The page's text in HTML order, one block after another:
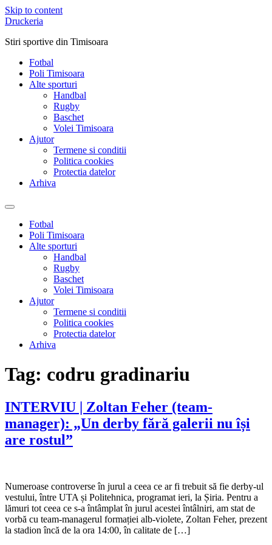
Skip to content
Druckeria
Stiri sportive din Timisoara
Fotbal
Poli Timisoara
Alte sporturi
Handbal
Rugby
Baschet
Volei Timisoara
Ajutor
Termene si conditii
Politica cookies
Protectia datelor
Arhiva
Fotbal
Poli Timisoara
Alte sporturi
Handbal
Rugby
Baschet
Volei Timisoara
Ajutor
Termene si conditii
Politica cookies
Protectia datelor
Arhiva
Tag: codru gradinariu
INTERVIU | Zoltan Feher (team-
manager): „Un derby fără galerii nu își
are rostul”
Numeroase controverse în jurul a ceea ce ar fi trebuit să fie derby-ul
vestului, între UTA și Politehnica, programat ieri, la Șiria. Pentru a
lămuri tot ceea ce s-a întâmplat în jurul acestei întâlniri, am stat de
vorbă cu team-managerul formației alb-violete, Zoltan Feher, prezent
la stadion încă de la ora 14:00, în calitate de […]